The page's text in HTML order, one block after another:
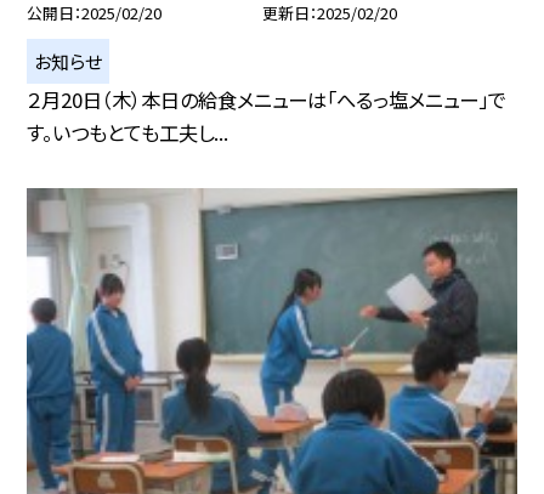
公開日 2025/02/20 更新日 2025/02/20
お知らせ
２月20日（木）本日の給食メニューは「へるっ塩メニュー」で
す。いつもとても工夫し...